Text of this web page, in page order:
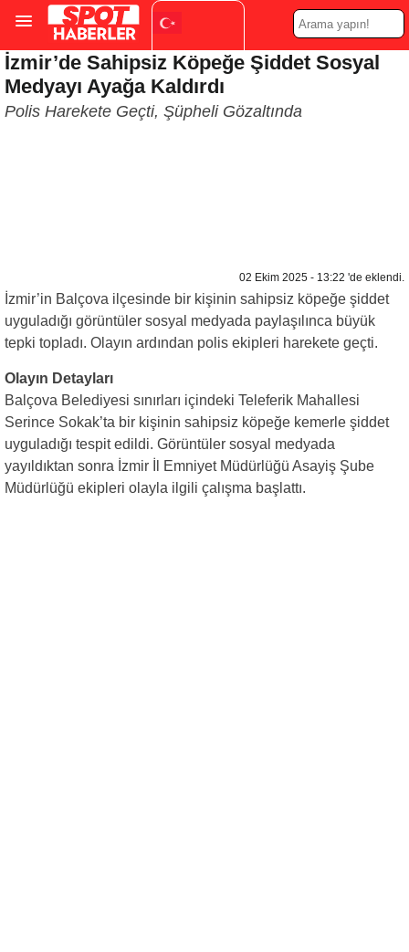
Turkish ▼
İzmir’de Sahipsiz Köpeğe Şiddet Sosyal
Medyayı Ayağa Kaldırdı
Polis Harekete Geçti, Şüpheli Gözaltında
02 Ekim 2025 - 13:22 'de eklendi.
İzmir’in Balçova ilçesinde bir kişinin sahipsiz köpeğe şiddet
uyguladığı görüntüler sosyal medyada paylaşılınca büyük
tepki topladı. Olayın ardından polis ekipleri harekete geçti.
Olayın Detayları
Balçova Belediyesi sınırları içindeki Teleferik Mahallesi
Serince Sokak’ta bir kişinin sahipsiz köpeğe kemerle şiddet
uyguladığı tespit edildi. Görüntüler sosyal medyada
yayıldıktan sonra İzmir İl Emniyet Müdürlüğü Asayiş Şube
Müdürlüğü ekipleri olayla ilgili çalışma başlattı.